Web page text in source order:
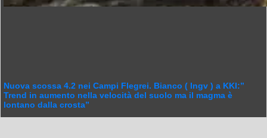
Nuova scossa 4.2 nei Campi Flegrei. Bianco ( Ingv ) a KKI:”
Trend in aumento nella velocità del suolo ma il magma è
lontano dalla crosta”